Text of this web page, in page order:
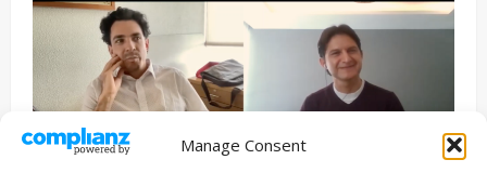
Manage Consent
Entrevista Series